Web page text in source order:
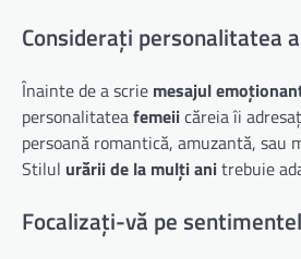
Considerați personalitatea
Înainte de a scrie mesajul
personalitateafemeiicăreia îi
persoană romantică, amuzantă, sau
Stilul urării de la mulți anitrebuie
Focalizați-vă pe